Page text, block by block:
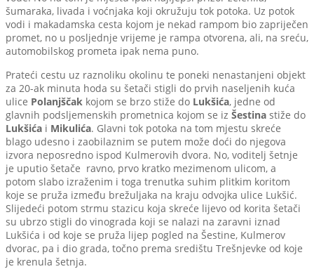
šumaraka, livada i voćnjaka koji okružuju tok potoka. Uz potok
vodi i makadamska cesta kojom je nekad rampom bio zapriječen
promet, no u posljednje vrijeme je rampa otvorena, ali, na sreću,
automobilskog prometa ipak nema puno.
Prateći cestu uz raznoliku okolinu te poneki nenastanjeni objekt
za 20-ak minuta hoda su šetači stigli do prvih naseljenih kuća
ulice Polanjščak kojom se brzo stiže do Lukšića, jedne od
glavnih podsljemenskih prometnica kojom se iz Šestina stiže do
Lukšića i Mikulića. Glavni tok potoka na tom mjestu skreće
blago udesno i zaobilaznim se putem može doći do njegova
izvora neposredno ispod Kulmerovih dvora. No, voditelj šetnje
je uputio šetače ravno, prvo kratko mezimenom ulicom, a
potom slabo izraženim i toga trenutka suhim plitkim koritom
koje se pruža između brežuljaka na kraju odvojka ulice Lukšić.
Slijedeći potom strmu stazicu koja skreće lijevo od korita šetači
su ubrzo stigli do vinograda koji se nalazi na zaravni iznad
Lukšića i od koje se pruža lijep pogled na Šestine, Kulmerov
dvorac, pa i dio grada, točno prema središtu Trešnjevke od koje
je krenula šetnja.